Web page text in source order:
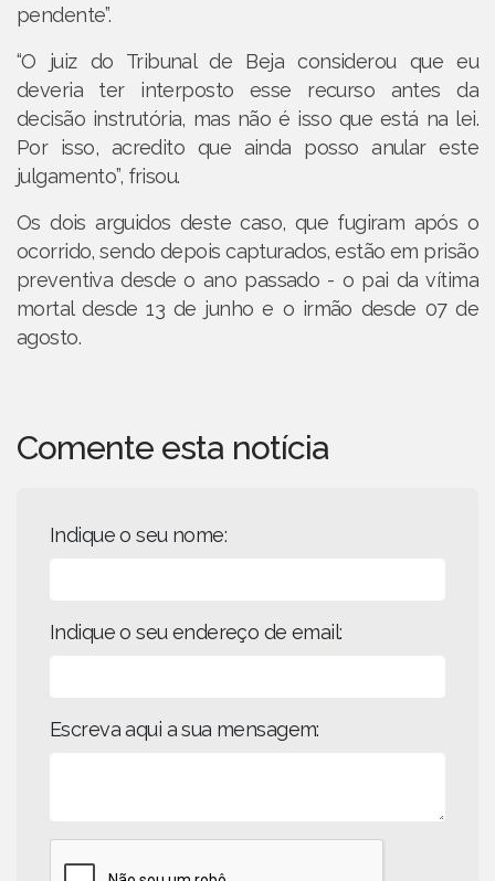
pendente”.
“O juiz do Tribunal de Beja considerou que eu
deveria ter interposto esse recurso antes da
decisão instrutória, mas não é isso que está na lei.
Por isso, acredito que ainda posso anular este
julgamento”, frisou.
Os dois arguidos deste caso, que fugiram após o
ocorrido, sendo depois capturados, estão em prisão
preventiva desde o ano passado - o pai da vítima
mortal desde 13 de junho e o irmão desde 07 de
agosto.
Comente esta notícia
Indique o seu nome:
Indique o seu endereço de email:
Escreva aqui a sua mensagem: